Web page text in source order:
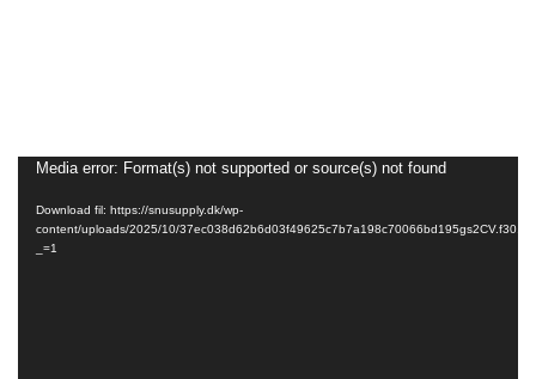
Videoafspiller
Media error: Format(s) not supported or source(s) not found
Download fil: https://snusupply.dk/wp-
content/uploads/2025/10/
_=1